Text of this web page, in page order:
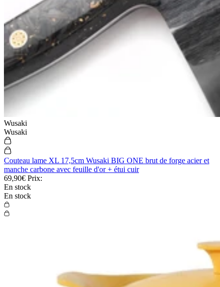
Wusaki
Wusaki
Couteau lame XL 17,5cm Wusaki BIG ONE brut de forge acier et
manche carbone avec feuille d'or + étui cuir
69,90€ Prix:
En stock
En stock